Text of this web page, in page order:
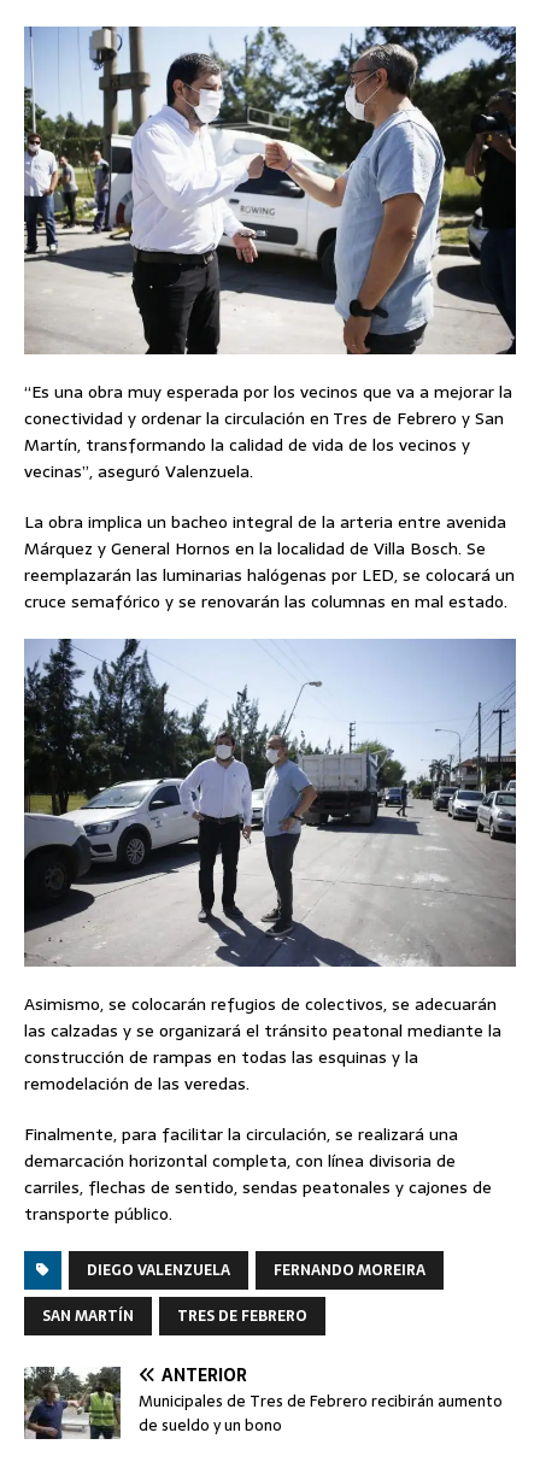
“Es una obra muy esperada por los vecinos que va a mejorar la
conectividad y ordenar la circulación en Tres de Febrero y San
Martín, transformando la calidad de vida de los vecinos y
vecinas”, aseguró Valenzuela.
La obra implica un bacheo integral de la arteria entre avenida
Márquez y General Hornos en la localidad de Villa Bosch. Se
reemplazarán las luminarias halógenas por LED, se colocará un
cruce semafórico y se renovarán las columnas en mal estado.
Asimismo, se colocarán refugios de colectivos, se adecuarán
las calzadas y se organizará el tránsito peatonal mediante la
construcción de rampas en todas las esquinas y la
remodelación de las veredas.
Finalmente, para facilitar la circulación, se realizará una
demarcación horizontal completa, con línea divisoria de
carriles, flechas de sentido, sendas peatonales y cajones de
transporte público.
DIEGO VALENZUELA
FERNANDO MOREIRA
SAN MARTÍN
TRES DE FEBRERO
ANTERIOR
Municipales de Tres de Febrero recibirán aumento
de sueldo y un bono